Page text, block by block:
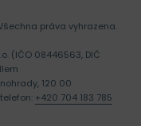
práva vyhrazena.
(IČO 08446563, DIČ
120 00
+420 704 183 785